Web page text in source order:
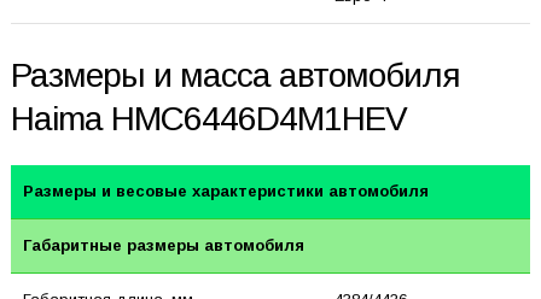
Размеры и масса автомобиля
Haima HMC6446D4M1HEV
Размеры и весовые характеристики автомобиля
Габаритные размеры автомобиля